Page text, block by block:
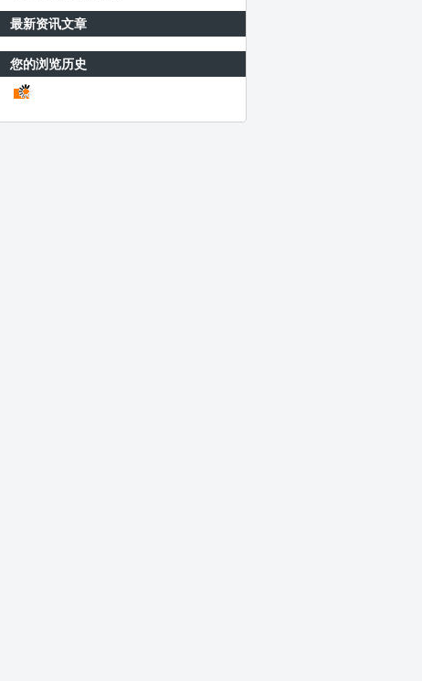
最新资讯文章
您的浏览历史